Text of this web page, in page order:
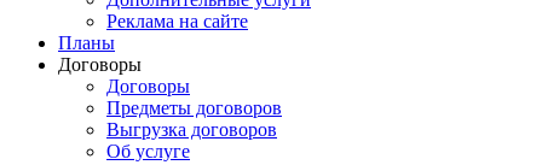
Реклама на сайте
Планы
Договоры
Договоры
Предметы договоров
Выгрузка договоров
Об услуге